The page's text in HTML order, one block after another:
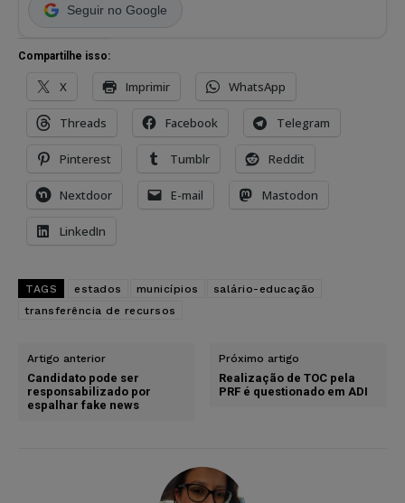
Seguir no Google
Compartilhe isso:
X Imprimir WhatsApp
Threads Facebook Telegram
Pinterest Tumblr Reddit
Nextdoor E-mail Mastodon
LinkedIn
TAGS estados municípios
salário-educação
transferência de recursos
Artigo anterior
Candidato pode ser
responsabilizado por
espalhar fake news
Próximo artigo
Realização de TOC pela
PRF é questionado em ADI